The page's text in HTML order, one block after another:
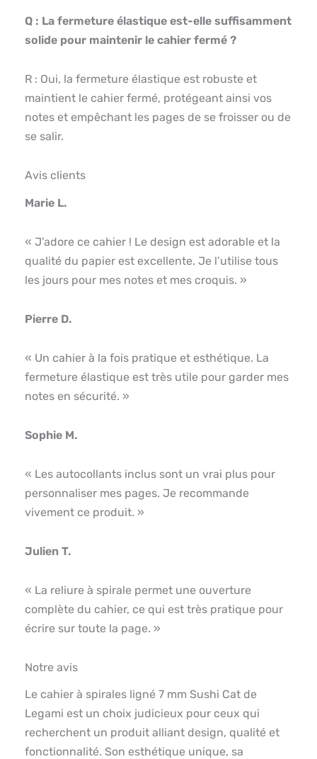
Q : La fermeture élastique est-elle suffisamment
solide pour maintenir le cahier fermé ?
R : Oui, la fermeture élastique est robuste et
maintient le cahier fermé, protégeant ainsi vos
notes et empêchant les pages de se froisser ou de
se salir.
Avis clients
Marie L.
« J’adore ce cahier ! Le design est adorable et la
qualité du papier est excellente. Je l’utilise tous
les jours pour mes notes et mes croquis. »
Pierre D.
« Un cahier à la fois pratique et esthétique. La
fermeture élastique est très utile pour garder mes
notes en sécurité. »
Sophie M.
« Les autocollants inclus sont un vrai plus pour
personnaliser mes pages. Je recommande
vivement ce produit. »
Julien T.
« La reliure à spirale permet une ouverture
complète du cahier, ce qui est très pratique pour
écrire sur toute la page. »
Notre avis
Le cahier à spirales ligné 7 mm Sushi Cat de
Legami est un choix judicieux pour ceux qui
recherchent un produit alliant design, qualité et
fonctionnalité. Son esthétique unique, sa